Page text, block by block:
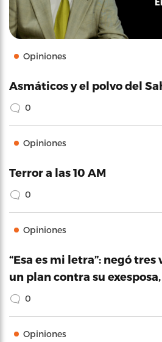
Opiniones
Asmáticos y el polvo del
0
Opiniones
Terror a las 10 AM
0
Opiniones
“Esa es mi letra”: negó
un plan contra su
0
Opiniones